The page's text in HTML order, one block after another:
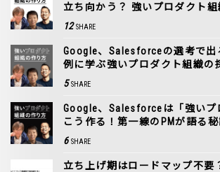
立ち向かう？ 強いプロダクト
12 SHARE
Google、Salesforceの選考で出
例に学ぶ強いプロダクト組織の
5 SHARE
Google、Salesforceは「強いプ
こう作る！第一線のPMが語る秘
6 SHARE
立ち上げ期はロードマップ不要